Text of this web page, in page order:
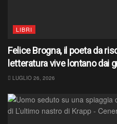
LIBRI
Felice Brogna, il poeta da
letteratura vive lontano dai
LUGLIO 26, 2026